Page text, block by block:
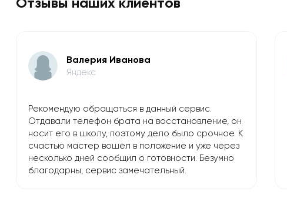
Валерия Иванова
Яндекс
Рекомендую обращаться в данный сервис.
Отдавали телефон брата на восстановление, он
носит его в школу, поэтому дело было срочное. К
счастью мастер вошёл в положение и уже через
несколько дней сообщил о готовности. Безумно
благодарны, сервис замечательный.